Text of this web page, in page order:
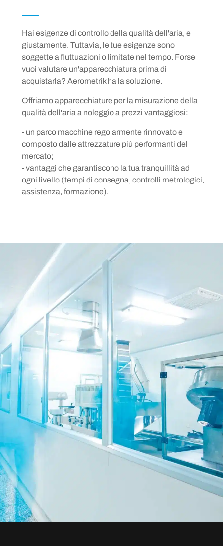
Hai esigenze di controllo della qualità dell'aria, e
giustamente. Tuttavia, le tue esigenze sono
soggette a fluttuazioni o limitate nel tempo. Forse
vuoi valutare un'apparecchiatura prima di
acquistarla? Aerometrik ha la soluzione.
Offriamo apparecchiature per la misurazione della
qualità dell'aria a noleggio a prezzi vantaggiosi:
- un parco macchine regolarmente rinnovato e
composto dalle attrezzature più performanti del
mercato;
- vantaggi che garantiscono la tua tranquillità ad
ogni livello (tempi di consegna, controlli metrologici,
assistenza, formazione).